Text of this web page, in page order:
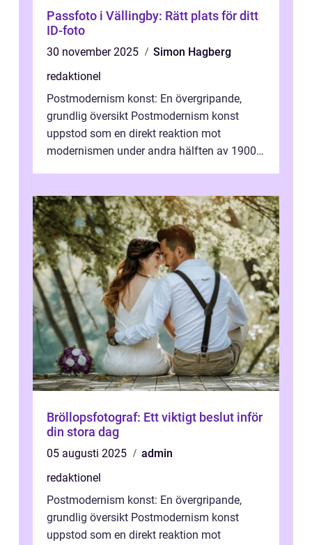
Passfoto i Vällingby: Rätt plats för ditt
ID-foto
30 november 2025
Simon Hagberg
redaktionel
Postmodernism konst: En övergripande,
grundlig översikt Postmodernism konst
uppstod som en direkt reaktion mot
modernismen under andra hälften av 1900-
Bröllopsfotograf: Ett viktigt beslut inför
din stora dag
05 augusti 2025
admin
redaktionel
Postmodernism konst: En övergripande,
grundlig översikt Postmodernism konst
uppstod som en direkt reaktion mot